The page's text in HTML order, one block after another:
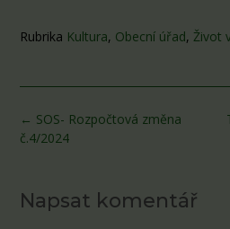
Rubrika Kultura, Obecní úřad, Život
Post
navigation
← SOS- Rozpočtová změna
č.4/2024
Napsat komentář